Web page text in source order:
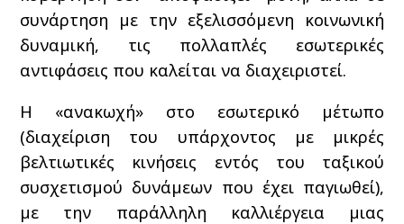
συνάρτηση με την εξελισσόμενη κοινωνική
δυναμική, τις πολλαπλές εσωτερικές
αντιφάσεις που καλείται να διαχειριστεί.
Η «ανακωχή» στο εσωτερικό μέτωπο
(διαχείριση του υπάρχοντος με μικρές
βελτιωτικές κινήσεις εντός του ταξικού
συσχετισμού δυνάμεων που έχει παγιωθεί),
με την παράλληλη καλλιέργεια μιας